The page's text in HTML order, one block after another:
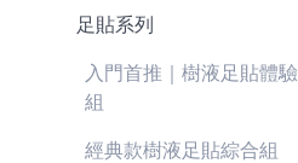
足貼系列
入門首推｜樹液足貼體驗
組
經典款樹液足貼綜合組